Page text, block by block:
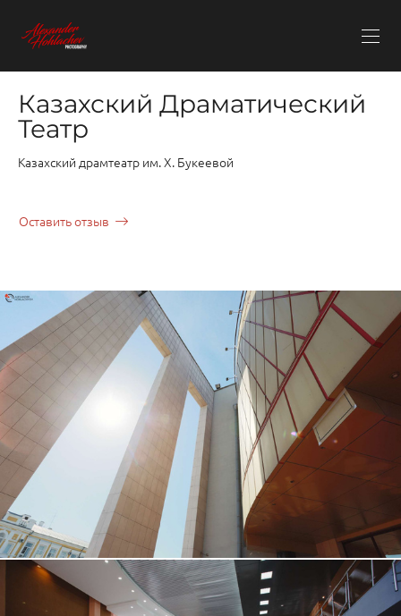
Казахский Драматический
Театр
Казахский драмтеатр им. Х. Букеевой
Оставить отзыв